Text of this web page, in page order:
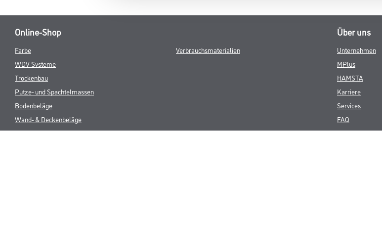
Online-Shop
Farbe
WDV-Systeme
Trockenbau
Putze- und Spachtelmassen
Bodenbeläge
Wand- & Deckenbeläge
Werkzeug & Maschinen
Verbrauchsmaterialien
Über uns
Unternehmen
MPlus
HAMSTA
Karriere
Services
FAQ